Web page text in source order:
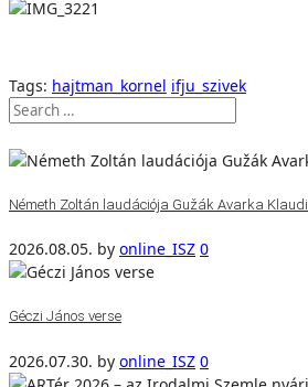
Tags: hajtman_kornel ifju_szivek
Németh Zoltán laudációja Gužák Avarka
2026.08.05. by online_ISZ 0
Géczi János verse
2026.07.30. by online_ISZ 0